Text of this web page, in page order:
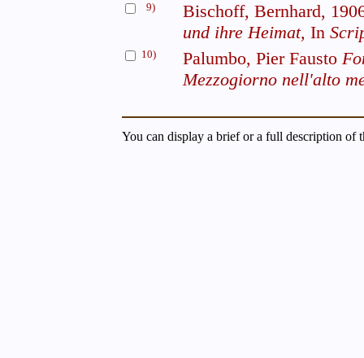
9)
Bischoff, Bernhard,
und ihre Heimat, In
10) Palumbo, Pier Fausto
Mezzogiorno nell'alto
You can display a brief or a full description of